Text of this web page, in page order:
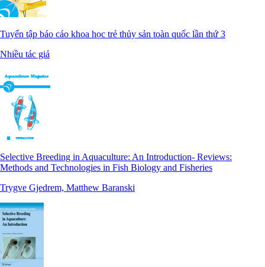
Tuyển tập báo cáo khoa học trẻ thủy sản toàn quốc lần thứ 3
Nhiều tác giả
Selective Breeding in Aquaculture: An Introduction- Reviews:
Methods and Technologies in Fish Biology and Fisheries
Trygve Gjedrem, Matthew Baranski